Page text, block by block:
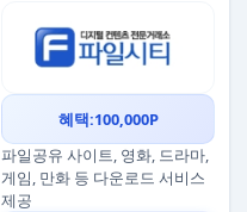
혜택:100,000P
파일공유 사이트, 영화, 드라마,
게임, 만화 등 다운로드 서비스
제공